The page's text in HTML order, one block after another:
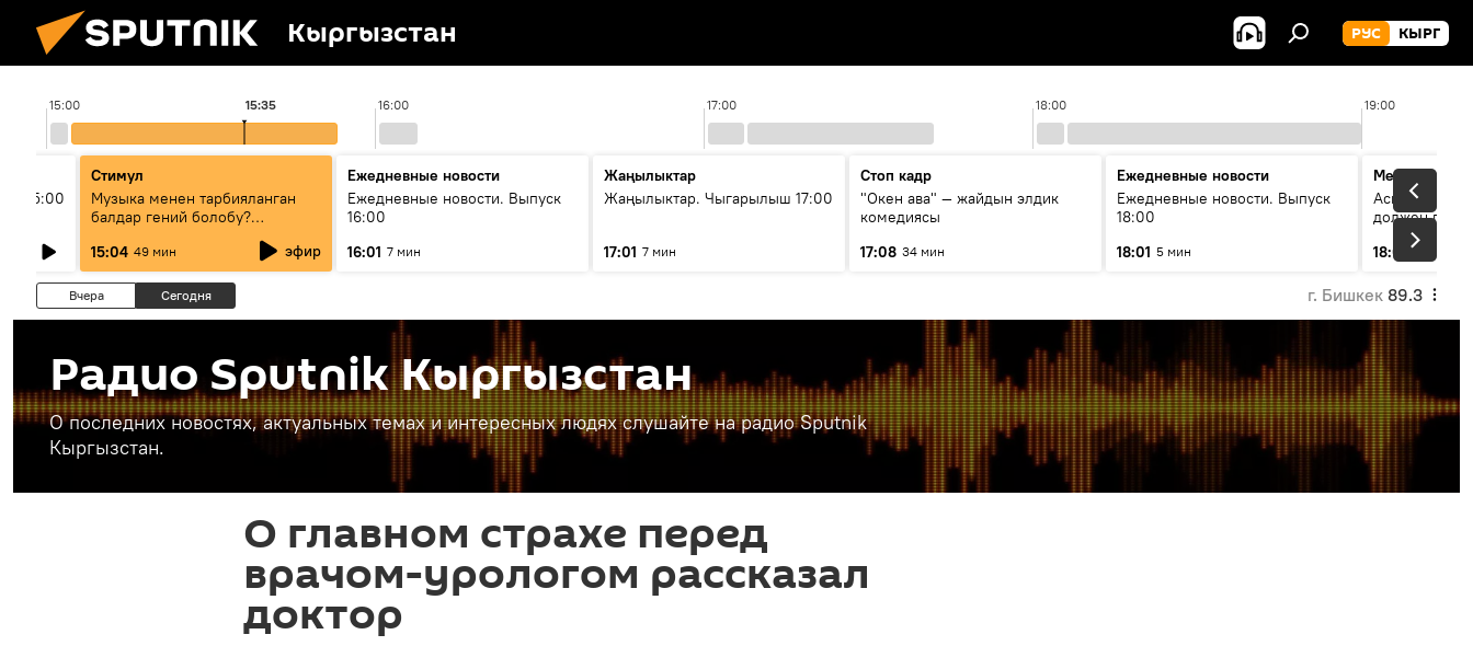
Кыргызстан РУС КЫРГ
15:00 16:00 17:00 18:00 19:00
15:35
15:00
Стимул
Музыка менен тарбияланган
балдар гений болобу?
Кыргыздын жашоосунда
музыканын орду
15:04 49 мин эфир
Ежедневные новости
Ежедневные новости. Выпуск
16:00
16:01 7 мин
Жаңылыктар
Жаңылыктар. Чыгарылыш 17:00
17:01 7 мин
Стоп кадр
"Окен ава" — жайдын элдик
комедиясы
17:08 34 мин
Ежедневные новости
Ежедневные новости. Выпуск
18:00
18:01 5 мин
Меняющие
Аскар
должен
18:06
Вчера Сегодня г. Бишкек 89.3
Радио Sputnik Кыргызстан
О последних новостях, актуальных темах и интересных людях слушайте на радио Sputnik
Кыргызстан.
О главном страхе перед
врачом-урологом рассказал
доктор